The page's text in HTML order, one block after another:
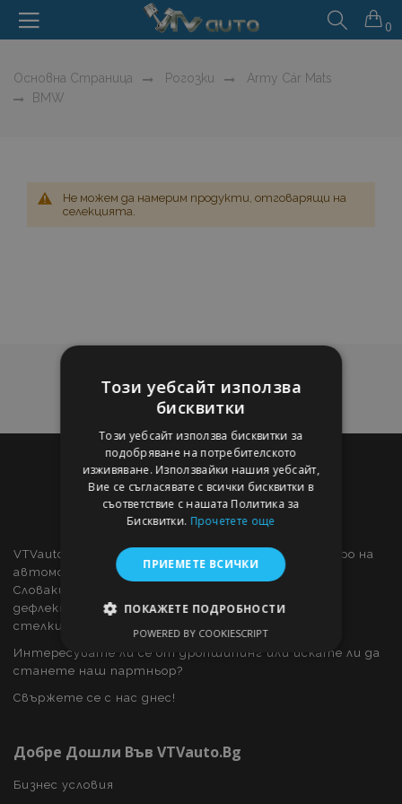
0
Основна Страница Рогозки
Army Cár Mats
BMW
Не можем да намерим продукти, отговарящи на
селекцията.
VTVauto е търговец на дребно и доставчик на едро на
автомобилни части и автомобилни аксесоари в
Словакия, като: декоративни капаци за колела,
дефлектори за прозорци, калъфи за автомобили,
стелки за кола, хромирани капаци и рамки, ...
Интересувате ли се от дропшипинг или искате ли да
станете наш партньор?
Свържете се с нас днес!
Добре Дошли Във VTVauto.bg
Бизнес условия
Този уебсайт използва
бисквитки
Този уебсайт използва бисквитки за
подобряване на потребителското
изживяване. Използвайки нашия уебсайт,
Вие се съгласявате с всички бисквитки в
съответствие с нашата Политика за
Бисквитки. Прочетете още
ПРИЕМЕТЕ ВСИЧКИ
ПОКАЖЕТЕ ПОДРОБНОСТИ
ЕФЕКТИВНОСТ
ФУНКЦИОНАЛНОСТ
POWERED BY COOKIESCRIPT